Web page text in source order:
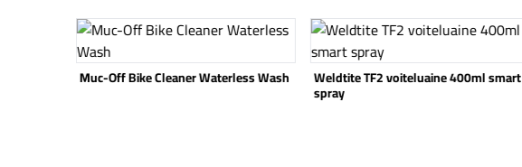
Katso tuote
Muc-Off Bike Cleaner Waterless Wash
Katso tuote
Weldtite TF2 voiteluaine 400ml smart
spray